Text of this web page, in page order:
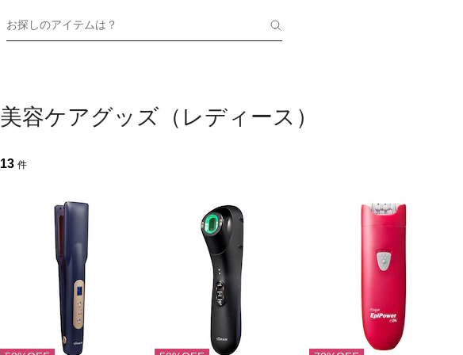
お探しのアイテムは？
美容ケアグッズ（レディース）
13 件